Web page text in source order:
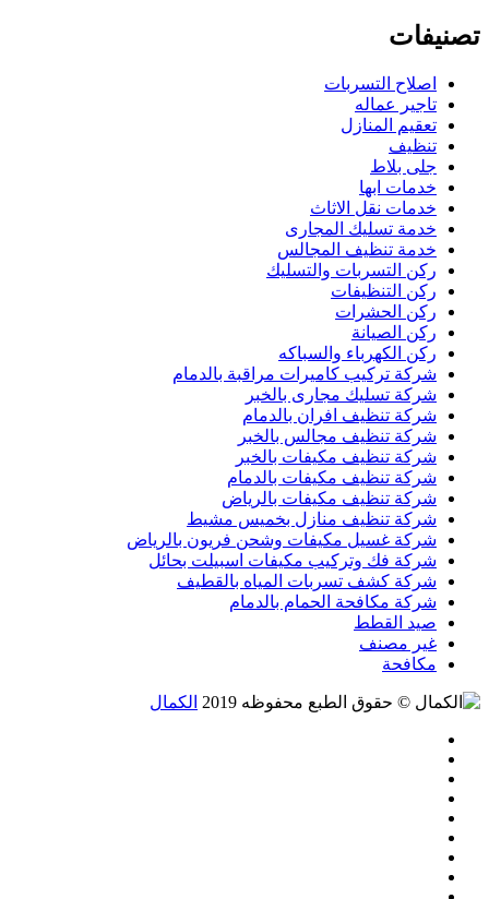
تصنيفات
اصلاح التسربات
تاجير عماله
تعقيم المنازل
تنظيف
جلى بلاط
خدمات ابها
خدمات نقل الاثاث
خدمة تسليك المجارى
خدمة تنظيف المجالس
ركن التسربات والتسليك
ركن التنظيفات
ركن الحشرات
ركن الصيانة
ركن الكهرباء والسباكه
شركة تركيب كاميرات مراقبة بالدمام
شركة تسليك مجارى بالخبر
شركة تنظيف افران بالدمام
شركة تنظيف مجالس بالخبر
شركة تنظيف مكيفات بالخبر
شركة تنظيف مكيفات بالدمام
شركة تنظيف مكيفات بالرياض
شركة تنظيف منازل بخميس مشيط
شركة غسيل مكيفات وشحن فريون بالرياض
شركة فك وتركيب مكيفات اسبيلت بحائل
شركة كشف تسربات المياه بالقطيف
شركة مكافحة الحمام بالدمام
صيد القطط
غير مصنف
مكافحة
© حقوق الطبع محفوظه 2019 الكمال